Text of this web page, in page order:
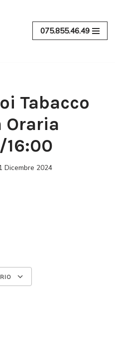
075.855.46.49
Tabacco
Oraria
16:00
Dicembre 2024